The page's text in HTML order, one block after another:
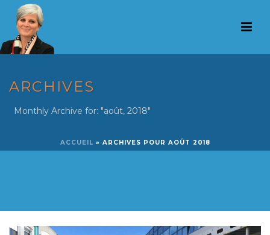
ARCHIVES
Monthly Archive for: "août, 2018"
ACCUEIL » ARCHIVES POUR AOÛT 2018